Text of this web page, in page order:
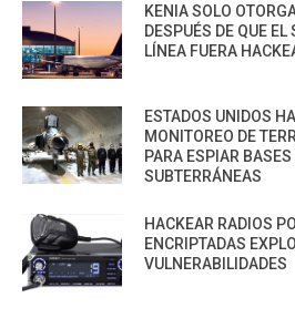
KENIA SOLO
DESPUÉS DE QUE
LÍNEA FUERA
ESTADOS UNIDOS
MONITOREO DE
PARA ESPIAR
SUBTERRÁNEAS
HACKEAR RADIOS
ENCRIPTADAS
VULNERABILIDADES